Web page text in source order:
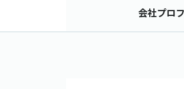
会社プロ